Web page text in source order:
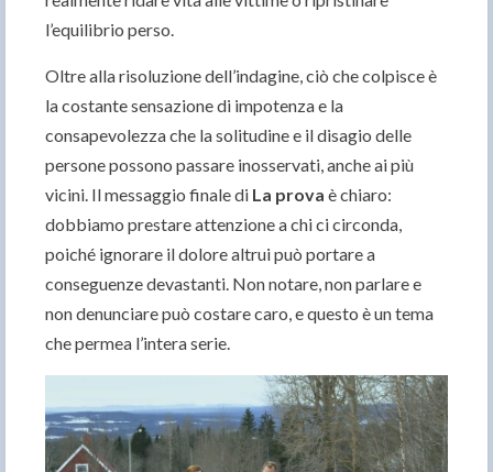
l’equilibrio perso.
Oltre alla risoluzione dell’indagine, ciò che colpisce è
la costante sensazione di impotenza e la
consapevolezza che la solitudine e il disagio delle
persone possono passare inosservati, anche ai più
vicini. Il messaggio finale di La prova è chiaro:
dobbiamo prestare attenzione a chi ci circonda,
poiché ignorare il dolore altrui può portare a
conseguenze devastanti. Non notare, non parlare e
non denunciare può costare caro, e questo è un tema
che permea l’intera serie.